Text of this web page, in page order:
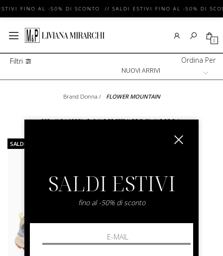
FINO AL -50% DI SCONTO // SALDI ESTIVI FINO AL -50% DI
0
Filtri Ordina Per
Brand Donna / FLOWER MOUNTAIN
FLOWER MOUNTAIN DONNA
SALDI
SALDI ESTIVI
fino al -50% di sconto